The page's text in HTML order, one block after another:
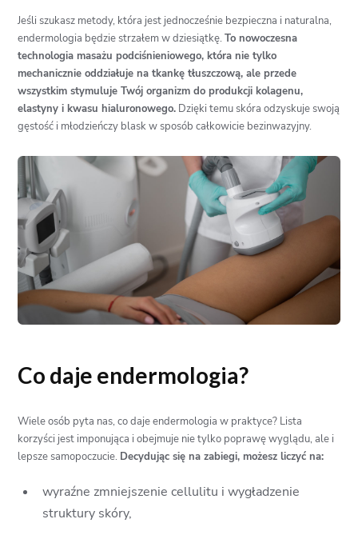
Jeśli szukasz metody, która jest jednocześnie bezpieczna i naturalna,
endermologia będzie strzałem w dziesiątkę.To nowoczesna
technologia masażu podciśnieniowego, która nie tylko
mechanicznie oddziałuje na tkankę tłuszczową, ale przede
wszystkim stymuluje Twój organizm do produkcji kolagenu,
elastyny i kwasu hialuronowego. Dzięki temu skóra odzyskuje swoją
gęstość i młodzieńczy blask w sposób całkowicie bezinwazyjny.
Co daje endermologia?
Wiele osób pyta nas, co daje endermologia w praktyce? Lista
korzyści jest imponująca i obejmuje nie tylko poprawę wyglądu, ale i
lepsze samopoczucie. Decydując się na zabiegi, możesz liczyć na:
wyraźne zmniejszenie cellulitu i wygładzenie
struktury skóry,